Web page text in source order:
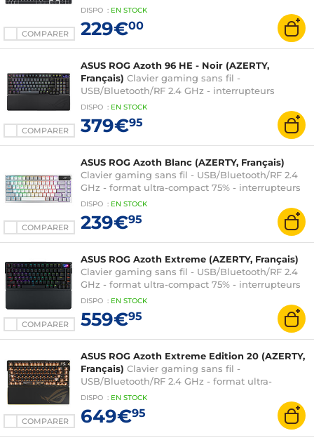
COMPARER
rechargeable (AZERTY, Français) pour Mac avec
puce Apple
DISPO : EN STOCK
229€00
COMPARER
ASUS ROG Azoth 96 HE - Noir (AZERTY,
Français) Clavier gaming sans fil -
USB/Bluetooth/RF 2.4 GHz - interrupteurs
magnétiques (switches ASUS ROG HFX v2) -
écran OLED - RGB ASUS Sync - AZERTY, Français
DISPO : EN STOCK
379€95
COMPARER
ASUS ROG Azoth Blanc (AZERTY, Français)
Clavier gaming sans fil - USB/Bluetooth/RF 2.4
GHz - format ultra-compact 75% - interrupteurs
mécaniques rouges (switches ASUS ROG NX
Red) - écran OLED - rétroéclairage RGB Aura
Sync - AZERTY, Français
DISPO : EN STOCK
239€95
COMPARER
ASUS ROG Azoth Extreme (AZERTY, Français)
Clavier gaming sans fil - USB/Bluetooth/RF 2.4
GHz - format ultra-compact 75% - interrupteurs
mécaniques (switches ASUS ROG NX Snow) -
écran OLED - rétroéclairage RGB Aura Sync -
AZERTY, Français
DISPO : EN STOCK
559€95
COMPARER
ASUS ROG Azoth Extreme Edition 20 (AZERTY,
Français) Clavier gaming sans fil -
USB/Bluetooth/RF 2.4 GHz - format ultra-
compact 75% - interrupteurs mécaniques
(switches ASUS ROG NX Snow) - écran OLED -
rétroéclairage RGB Aura Sync - AZERTY, Français
DISPO : EN STOCK
649€95